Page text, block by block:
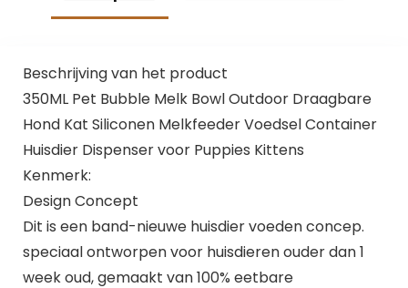
Beschrijving van het product
350ML Pet Bubble Melk Bowl Outdoor Draagbare
Hond Kat Siliconen Melkfeeder Voedsel Container
Huisdier Dispenser voor Puppies Kittens
Kenmerk:
Design Concept
Dit is een band-nieuwe huisdier voeden concep.
speciaal ontworpen voor huisdieren ouder dan 1
week oud, gemaakt van 100% eetbare